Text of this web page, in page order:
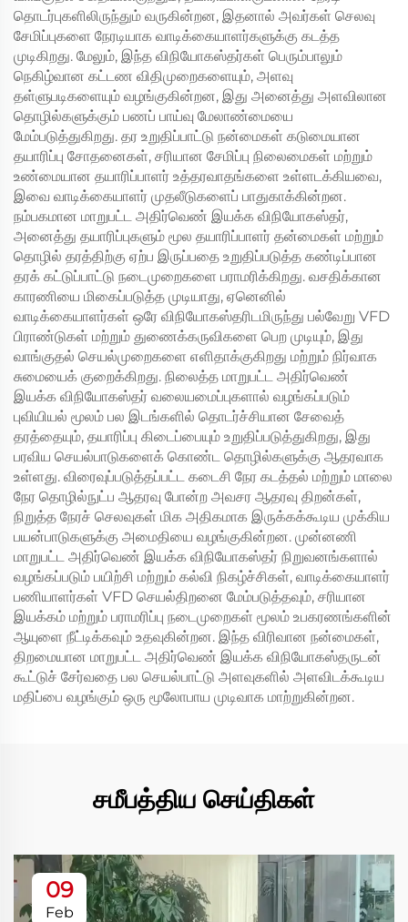
தொடர்புகளிலிருந்தும் வருகின்றன, இதனால் அவர்கள் செலவு
சேமிப்புகளை நேரடியாக வாடிக்கையாளர்களுக்கு கடத்த
முடிகிறது. மேலும், இந்த விநியோகஸ்தர்கள் பெரும்பாலும்
நெகிழ்வான கட்டண விதிமுறைகளையும், அளவு
தள்ளுபடிகளையும் வழங்குகின்றன, இது அனைத்து அளவிலான
தொழில்களுக்கும் பணப் பாய்வு மேலாண்மையை
மேம்படுத்துகிறது. தர உறுதிப்பாட்டு நன்மைகள் கடுமையான
தயாரிப்பு சோதனைகள், சரியான சேமிப்பு நிலைமைகள் மற்றும்
உண்மையான தயாரிப்பாளர் உத்தரவாதங்களை உள்ளடக்கியவை,
இவை வாடிக்கையாளர் முதலீடுகளைப் பாதுகாக்கின்றன.
நம்பகமான மாறுபட்ட அதிர்வெண் இயக்க விநியோகஸ்தர்,
அனைத்து தயாரிப்புகளும் மூல தயாரிப்பாளர் தன்மைகள் மற்றும்
தொழில் தரத்திற்கு ஏற்ப இருப்பதை உறுதிப்படுத்த கண்டிப்பான
தரக் கட்டுப்பாட்டு நடைமுறைகளை பராமரிக்கிறது. வசதிக்கான
காரணியை மிகைப்படுத்த முடியாது, ஏனெனில்
வாடிக்கையாளர்கள் ஒரே விநியோகஸ்தரிடமிருந்து பல்வேறு VFD
பிராண்டுகள் மற்றும் துணைக்கருவிகளை பெற முடியும், இது
வாங்குதல் செயல்முறைகளை எளிதாக்குகிறது மற்றும் நிர்வாக
சுமையைக் குறைக்கிறது. நிலைத்த மாறுபட்ட அதிர்வெண்
இயக்க விநியோகஸ்தர் வலையமைப்புகளால் வழங்கப்படும்
புவியியல் மூலம் பல இடங்களில் தொடர்ச்சியான சேவைத்
தரத்தையும், தயாரிப்பு கிடைப்பையும் உறுதிப்படுத்துகிறது, இது
பரவிய செயல்பாடுகளைக் கொண்ட தொழில்களுக்கு ஆதரவாக
உள்ளது. விரைவுப்படுத்தப்பட்ட கடைசி நேர கடத்தல் மற்றும் மாலை
நேர தொழில்நுட்ப ஆதரவு போன்ற அவசர ஆதரவு திறன்கள்,
நிறுத்த நேரச் செலவுகள் மிக அதிகமாக இருக்கக்கூடிய முக்கிய
பயன்பாடுகளுக்கு அமைதியை வழங்குகின்றன. முன்னணி
மாறுபட்ட அதிர்வெண் இயக்க விநியோகஸ்தர் நிறுவனங்களால்
வழங்கப்படும் பயிற்சி மற்றும் கல்வி நிகழ்ச்சிகள், வாடிக்கையாளர்
பணியாளர்கள் VFD செயல்திறனை மேம்படுத்தவும், சரியான
இயக்கம் மற்றும் பராமரிப்பு நடைமுறைகள் மூலம் உபகரணங்களின்
ஆயுளை நீட்டிக்கவும் உதவுகின்றன. இந்த விரிவான நன்மைகள்,
திறமையான மாறுபட்ட அதிர்வெண் இயக்க விநியோகஸ்தருடன்
கூட்டுச் சேர்வதை பல செயல்பாட்டு அளவுகளில் அளவிடக்கூடிய
மதிப்பை வழங்கும் ஒரு மூலோபாய முடிவாக மாற்றுகின்றன.
சமீபத்திய செய்திகள்
09
Feb